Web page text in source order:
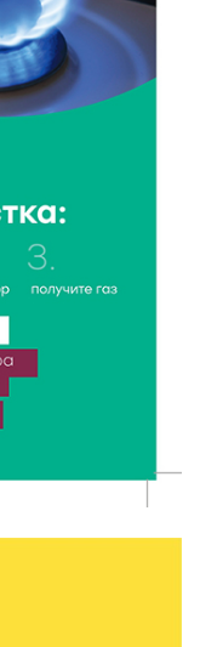
детей в
«Земский